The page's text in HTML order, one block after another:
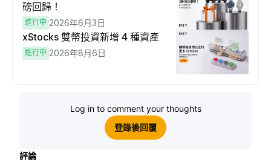
磅回歸！
進行中 2026年6月3日
xStocks 雙幣投資新增 4 種資產
進行中 2026年8月6日
Log in to comment your thoughts
登錄後回覆
評論